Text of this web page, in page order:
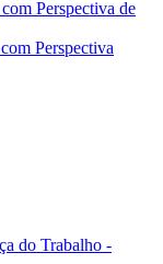
Perspectiva de
Perspectiva
do Trabalho -